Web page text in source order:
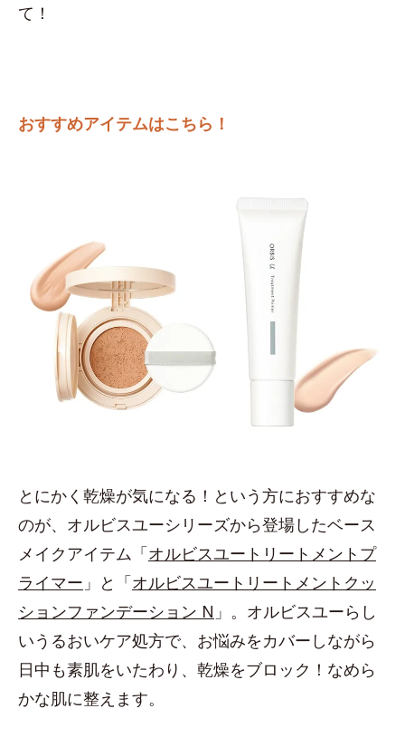
て！
おすすめアイテムはこちら！
とにかく乾燥が気になる！という方におすすめな
のが、オルビスユーシリーズから登場したベース
メイクアイテム「オルビスユートリートメントプ
ライマー 」と「オルビスユートリートメントクッ
ションファンデーション N 」。オルビスユーらし
いうるおいケア処方で、お悩みをカバーしながら
日中も素肌をいたわり、乾燥をブロック！なめら
かな肌に整えます。